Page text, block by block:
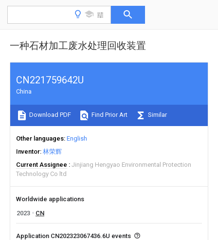
一种石材加工废水处理回收装置
CN221759642U
China
Download PDF Find Prior Art Similar
Other languages English
Inventor 林荣辉
Current Assignee
Jinjiang Hengyao Environmental Protection
Technology Co ltd
Worldwide applications
2023
CN
Application CN202323067436.6U events